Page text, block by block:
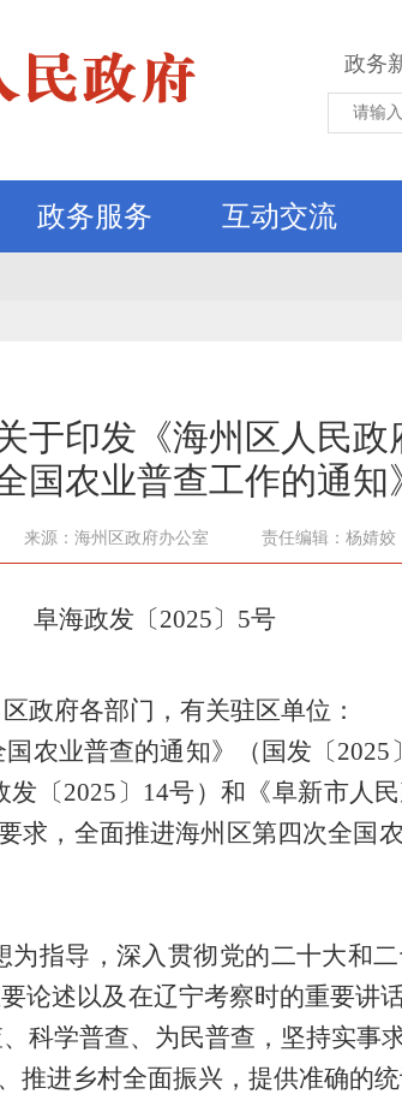
政务
政务服务 互动交流
于印发《海州区人民政
国农业普查工作的通知
来源：海州区政府办公室 责任编辑：杨婧姣
阜海政发 〔2025〕5号
政府各部门 ， 有关驻区单位：
国农业普查的通知》（国发〔2025 〕
发〔2025 〕 14号）和 《阜新市人民
求 ，全面推进海州区第四次全国
指导，深入贯彻党的二十大和
论述以及 在辽宁考察时的重要讲
、科学普查、为民普查，坚持实事
推进乡村全面振兴 ， 提供准确的统